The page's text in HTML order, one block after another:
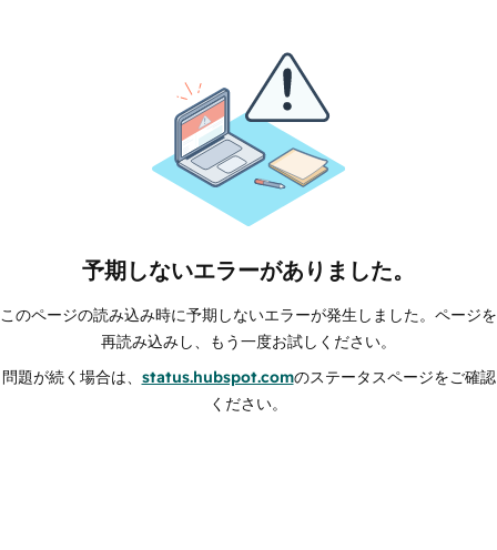
予期しないエラーがありました。
このページの読み込み時に予期しないエラーが発生しました。ページを
再読み込みし、もう一度お試しください。
問題が続く場合は、 status.hubspot.comのステータスページをご確認
ください。